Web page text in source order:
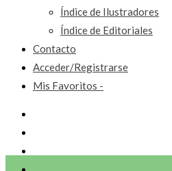
Índice de Ilustradores
Índice de Editoriales
Contacto
Acceder/Registrarse
Mis Favoritos -